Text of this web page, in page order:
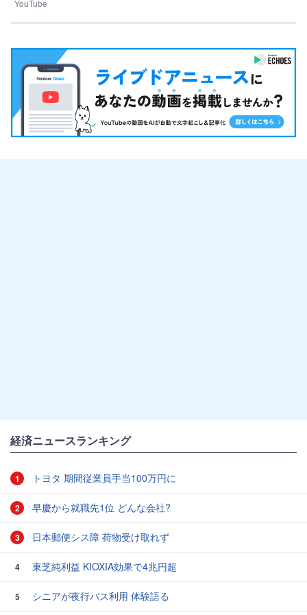
YouTube
経済ニュースランキング
1 トヨタ 期間従業員手当100万円に
2 早慶から就職先1位 どんな会社?
3 日本郵便シス障 荷物受け取れず
4 東芝純利益 KIOXIA効果で4兆円超
5
シニアが夜行バス利用 体験語る